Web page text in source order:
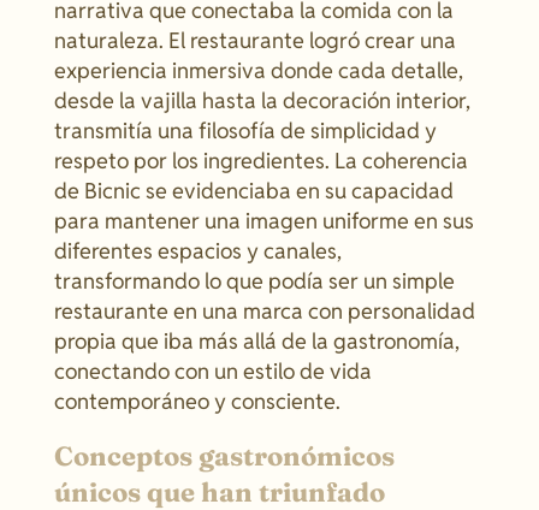
narrativa que conectaba la comida con la
naturaleza. El restaurante logró crear una
experiencia inmersiva donde cada detalle,
desde la vajilla hasta la decoración interior,
transmitía una filosofía de simplicidad y
respeto por los ingredientes. La coherencia
de Bicnic se evidenciaba en su capacidad
para mantener una imagen uniforme en sus
diferentes espacios y canales,
transformando lo que podía ser un simple
restaurante en una marca con personalidad
propia que iba más allá de la gastronomía,
conectando con un estilo de vida
contemporáneo y consciente.
Conceptos gastronómicos
únicos que han triunfado